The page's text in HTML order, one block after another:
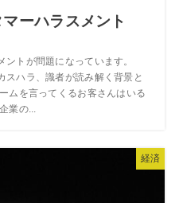
ーハラスメント
トが問題になっています。
スハラ、識者が読み解く背景と
ムを言ってくるお客さんはいる
業の...
経済